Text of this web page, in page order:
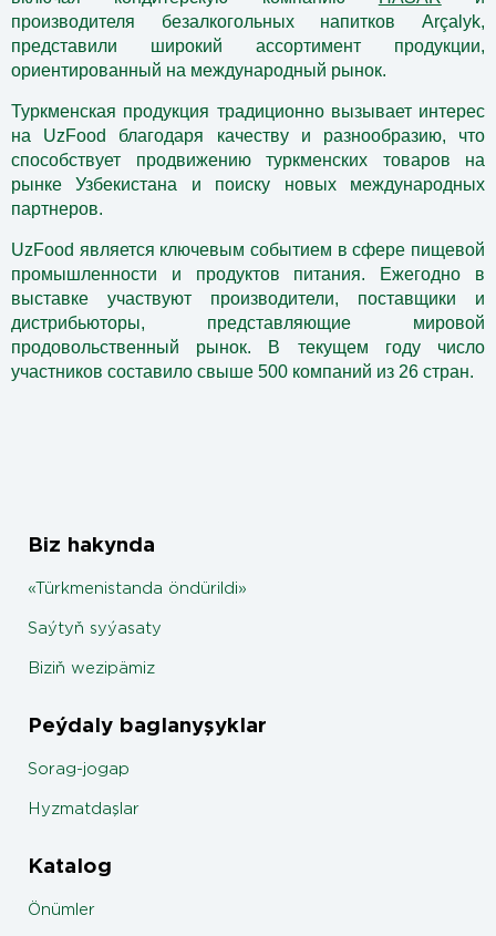
производителя безалкогольных напитков Arçalyk,
представили широкий ассортимент продукции,
ориентированный на международный рынок.
Туркменская продукция традиционно вызывает интерес
на UzFood благодаря качеству и разнообразию, что
способствует продвижению туркменских товаров на
рынке Узбекистана и поиску новых международных
партнеров.
UzFood является ключевым событием в сфере пищевой
промышленности и продуктов питания. Ежегодно в
выставке участвуют производители, поставщики и
дистрибьюторы, представляющие мировой
продовольственный рынок. В текущем году число
участников составило свыше 500 компаний из 26 стран.
Biz hakynda
«Türkmenistanda öndürildi»
Saýtyň syýasaty
Biziň wezipämiz
Peýdaly baglanyşyklar
Sorag-jogap
Hyzmatdaşlar
Katalog
Önümler